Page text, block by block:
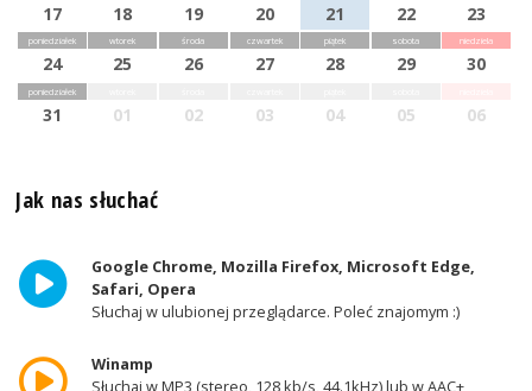
17 18 19 20 21 22 23
poniedziałek
24
wtorek
25
środa
26
czwartek
27
piątek
28
sobota
29
niedziela
30
poniedziałek
31 01 02 03 04 05 06
Jak nas słuchać
Google Chrome, Mozilla Firefox, Microsoft Edge,
Safari, Opera
Słuchaj w ulubionej przeglądarce. Poleć znajomym :)
Winamp
Słuchaj w MP3 (stereo, 128 kb/s, 44.1kHz) lub w AAC+